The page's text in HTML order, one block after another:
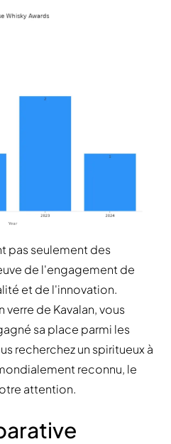
pas seulement des
de l'engagement de
et de l'innovation.
verre de Kavalan, vous
sa place parmi les
recherchez un spiritueux à
reconnu, le
attention.